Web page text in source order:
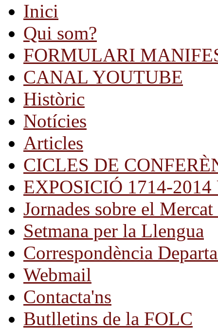
Inici
Qui som?
FORMULARI
CANAL YOUTUBE
Històric
Notícies
Articles
CICLES DE
EXPOSICIÓ 1714-
Jornades sobre el
Setmana per la Llengua
Correspondència
Webmail
Contacta'ns
Butlletins de la FOLC